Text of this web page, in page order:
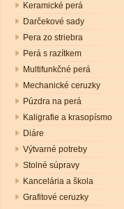
Keramické perá
Darčekové sady
Pera zo striebra
Perá s razítkem
Multifunkčné perá
Mechanické ceruzky
Púzdra na perá
Kaligrafie a krasopísmo
Diáre
Výtvarné potreby
Stolné súpravy
Kancelária a škola
Grafitové ceruzky